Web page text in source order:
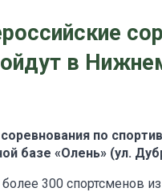
в
по
базе «Олень» (ул.
300 спортсменов